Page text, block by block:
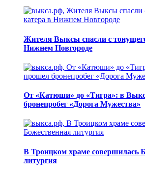
Жителя Выксы спасли с
Нижнем Новгороде
От «Катюши» до «Тигра»: в
бронепробег «Дорога Мужества»
В Троицком храме совершилась
литургия